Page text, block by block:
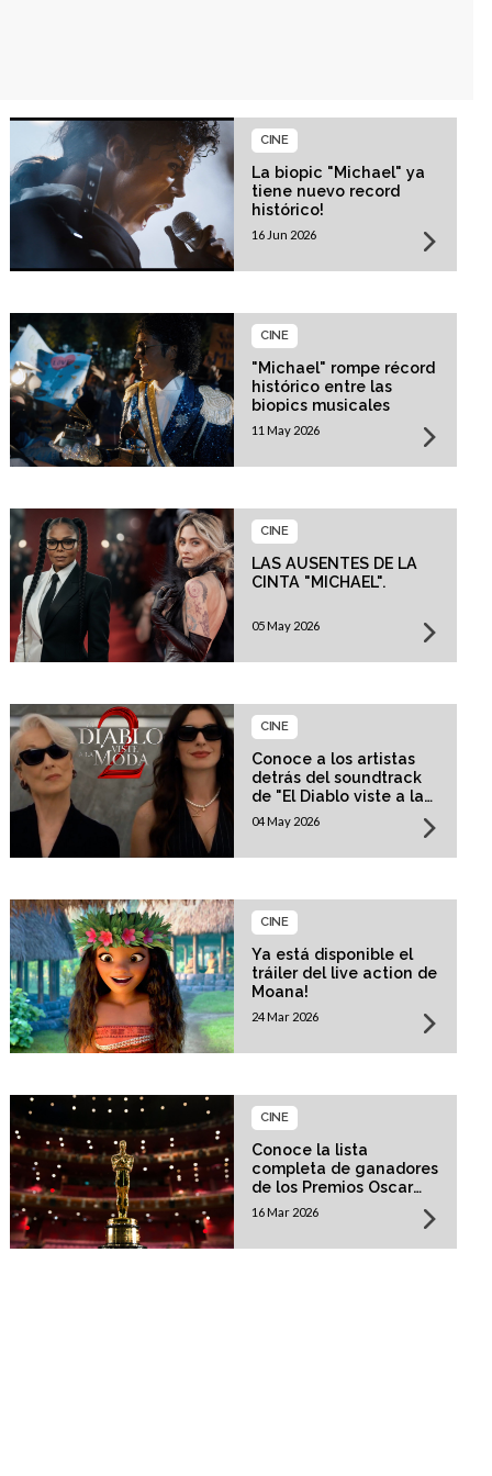
La biopic "Michael" ya
tiene nuevo record
histórico!
CINE
16 Jun 2026
"Michael" rompe récord
histórico entre las
biopics musicales
CINE
11 May 2026
LAS AUSENTES DE LA
CINTA "MICHAEL".
CINE
05 May 2026
Conoce a los artistas
detrás del soundtrack
de "El Diablo viste a la
moda 2"
CINE
04 May 2026
Ya está disponible el
tráiler del live action de
Moana!
CINE
24 Mar 2026
Conoce la lista
completa de ganadores
de los Premios Oscar
2026!
CINE
16 Mar 2026